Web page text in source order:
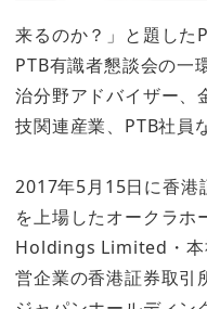
来るのか？」と題した
PTB有識者懇談会の一
治分野アドバイザー、
技関連産業、PTB社員
2017年5月15日に香港
を上場したオークラ
Holdings Limited・本
営企業の香港証券取引